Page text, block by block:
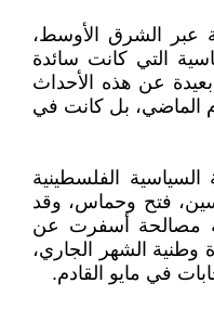
عبر الشرق الأوسط،
التي كانت سائدة
عن هذه الأحداث
الماضي، بل كانت في
الفلسطينية
فتح وحماس، وقد
مصالحة أسفرت عن
الشهر الجاري،
في مايو القادم.